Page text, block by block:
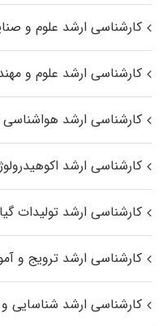
کارشناسی ارشد علوم و
کارشناسی ارشد علوم و
کارشناسی ارشد
کارشناسی ارشد
کارشناسی ارشد تولیدات
کارشناسی ارشد ترویج و
کارشناسی ارشد شناسایی و